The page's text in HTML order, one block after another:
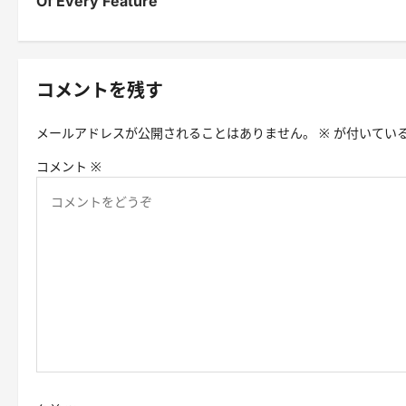
ゲ
ョ
コメントを残す
メールアドレスが公開されることはありません。 ※ が付いてい
コメント ※